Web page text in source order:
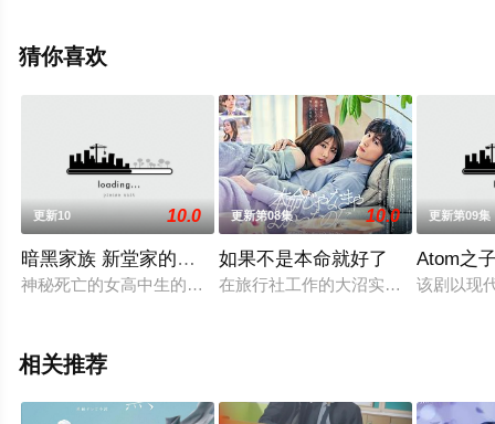
更多相关信息可移步至豆瓣电视剧、电视猫或剧情网等平
猜你喜欢
更新10 10.0
暗黑家族 新堂家的复仇
神秘死亡的女高中生的家人，为了追查心爱女儿死亡的真相，
更新第08集 10.0
如果不是本命就好了
在旅行社工作的大沼实歩乃，刚与
更新第09集
Atom之
该剧以现
相关推荐